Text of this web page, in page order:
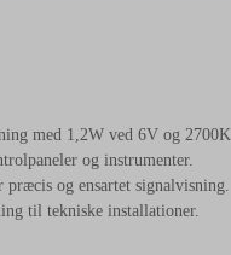
med 1,2W ved 6V og 2700K.
og instrumenter.
og ensartet signalvisning.
til tekniske installationer.